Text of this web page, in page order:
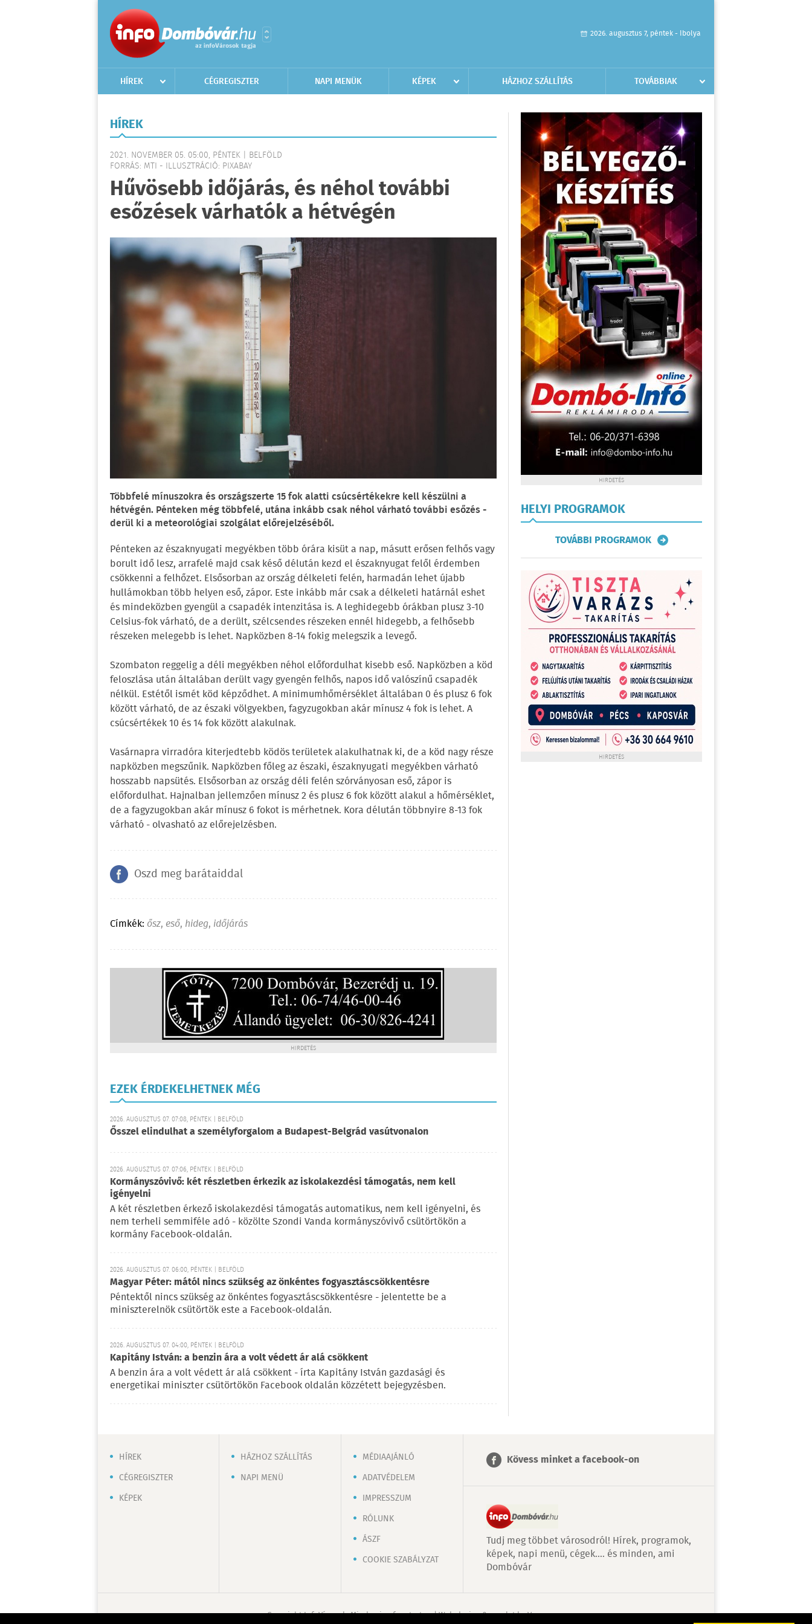
2026. augusztus 7, péntek - Ibolya
HÍREK CÉGREGISZTER NAPI MENÜK KÉPEK HÁZHOZ SZÁLLÍTÁS TOVÁBBIAK
HÍREK
2021. NOVEMBER 05. 05:00, PÉNTEK | BELFÖLD
FORRÁS: MTI - ILLUSZTRÁCIÓ: PIXABAY
Hűvösebb időjárás, és néhol további
esőzések várhatók a hétvégén
Többfelé mínuszokra és országszerte 15 fok alatti csúcsértékekre kell készülni a
hétvégén. Pénteken még többfelé, utána inkább csak néhol várható további esőzés -
derül ki a meteorológiai szolgálat előrejelzéséből.
Pénteken az északnyugati megyékben több órára kisüt a nap, másutt erősen felhős vagy
borult idő lesz, arrafelé majd csak késő délután kezd el északnyugat felől érdemben
csökkenni a felhőzet. Elsősorban az ország délkeleti felén, harmadán lehet újabb
hullámokban több helyen eső, zápor. Este inkább már csak a délkeleti határnál eshet
és mindeközben gyengül a csapadék intenzitása is. A leghidegebb órákban plusz 3-10
Celsius-fok várható, de a derült, szélcsendes részeken ennél hidegebb, a felhősebb
részeken melegebb is lehet. Napközben 8-14 fokig melegszik a levegő.
Szombaton reggelig a déli megyékben néhol előfordulhat kisebb eső. Napközben a köd
feloszlása után általában derült vagy gyengén felhős, napos idő valószínű csapadék
nélkül. Estétől ismét köd képződhet. A minimumhőmérséklet általában 0 és plusz 6 fok
között várható, de az északi völgyekben, fagyzugokban akár mínusz 4 fok is lehet. A
csúcsértékek 10 és 14 fok között alakulnak.
Vasárnapra virradóra kiterjedtebb ködös területek alakulhatnak ki, de a köd nagy része
napközben megszűnik. Napközben főleg az északi, északnyugati megyékben várható
hosszabb napsütés. Elsősorban az ország déli felén szórványosan eső, zápor is
előfordulhat. Hajnalban jellemzően mínusz 2 és plusz 6 fok között alakul a hőmérséklet,
de a fagyzugokban akár mínusz 6 fokot is mérhetnek. Kora délután többnyire 8-13 fok
várható - olvasható az előrejelzésben.
Oszd meg barátaiddal
Címkék: ősz, eső, hideg, időjárás
HIRDETÉS
EZEK ÉRDEKELHETNEK MÉG
2026. AUGUSZTUS 07. 07:08, PÉNTEK | BELFÖLD
Ősszel elindulhat a személyforgalom a Budapest-Belgrád vasútvonalon
2026. AUGUSZTUS 07. 07:06, PÉNTEK | BELFÖLD
Kormányszóvivő: két részletben érkezik az iskolakezdési támogatás, nem kell
igényelni
A két részletben érkező iskolakezdési támogatás automatikus, nem kell igényelni, és
nem terheli semmiféle adó - közölte Szondi Vanda kormányszóvivő csütörtökön a
kormány Facebook-oldalán.
2026. AUGUSZTUS 07. 06:00, PÉNTEK | BELFÖLD
Magyar Péter: mától nincs szükség az önkéntes fogyasztáscsökkentésre
Péntektől nincs szükség az önkéntes fogyasztáscsökkentésre - jelentette be a
miniszterelnök csütörtök este a Facebook-oldalán.
2026. AUGUSZTUS 07. 04:00, PÉNTEK | BELFÖLD
Kapitány István: a benzin ára a volt védett ár alá csökkent
A benzin ára a volt védett ár alá csökkent - írta Kapitány István gazdasági és
energetikai miniszter csütörtökön Facebook oldalán közzétett bejegyzésben.
HIRDETÉS
HELYI PROGRAMOK
TOVÁBBI PROGRAMOK
HIRDETÉS
HÍREK
CÉGREGISZTER
KÉPEK
HÁZHOZ SZÁLLÍTÁS
NAPI MENÜ
MÉDIAAJÁNLÓ
ADATVÉDELEM
IMPRESSZUM
RÓLUNK
ÁSZF
COOKIE SZABÁLYZAT
Kövess minket a facebook-on
Tudj meg többet városodról! Hírek, programok,
képek, napi menü, cégek…. és minden, ami
Dombóvár
Copyright InfoVárosok. Minden jog fenntartva. | Web design & arculat byVoov